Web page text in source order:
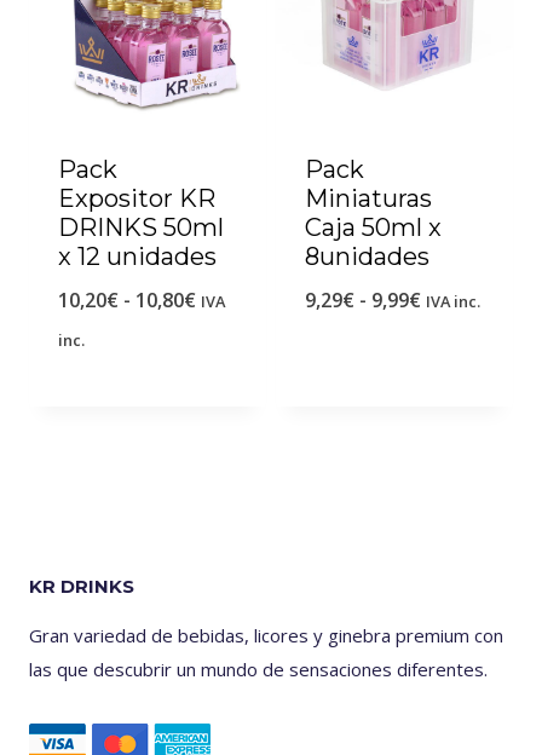
Pack
Expositor KR
DRINKS 50ml
x 12 unidades
10,20€ - 10,80€ IVA
inc.
Pack
Miniaturas
Caja 50ml x
8unidades
9,29€ - 9,99€ IVA inc.
KR DRINKS
Gran variedad de bebidas, licores y ginebra premium con
las que descubrir un mundo de sensaciones diferentes.